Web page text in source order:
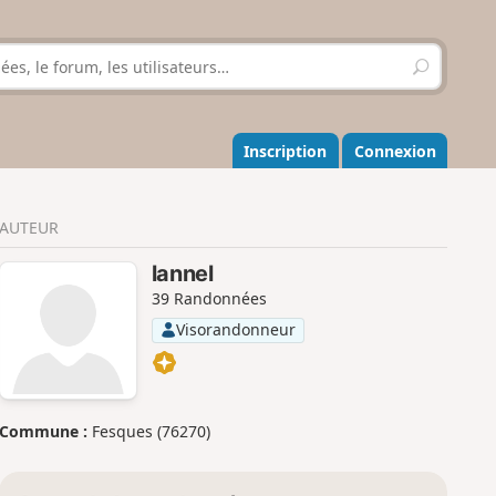
R
e
h
e
r
r
Inscription Connexion
AUTEUR
lannel
39 Randonnées
Visorandonneur
Commune : Fesques (76270)